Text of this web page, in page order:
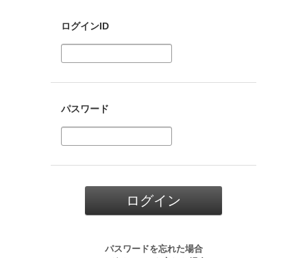
ログインID
パスワード
パスワードを忘れた場合